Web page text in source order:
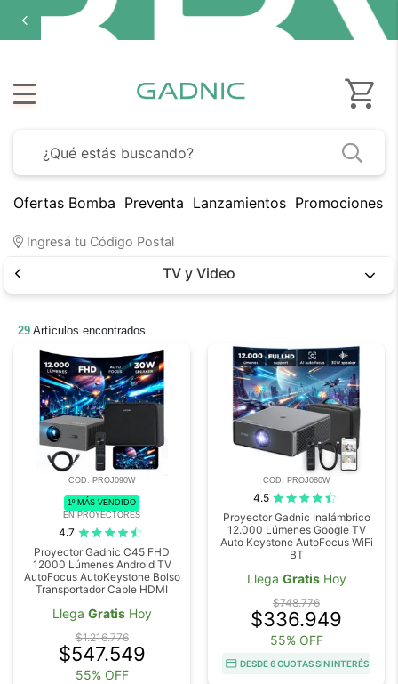
Ofertas Bomba Preventa Lanzamientos Promociones
Ingresá tu Código Postal
TV y Video
29 Artículos encontrados
COD. PROJ090W
1º MÁS VENDIDO
EN PROYECTORES
4.7
Proyector Gadnic C45 FHD
12000 Lúmenes Android TV
AutoFocus AutoKeystone Bolso
Transportador Cable HDMI
Llega GratisHoy
$1.216.776
$547.549
55% OFF
COD. PROJ080W
4.5
Proyector Gadnic Inalámbrico
12.000 Lúmenes Google TV
Auto Keystone AutoFocus WiFi
BT
Llega GratisHoy
$748.776
$336.949
55% OFF
DESDE 6 CUOTAS SIN INTERÉS